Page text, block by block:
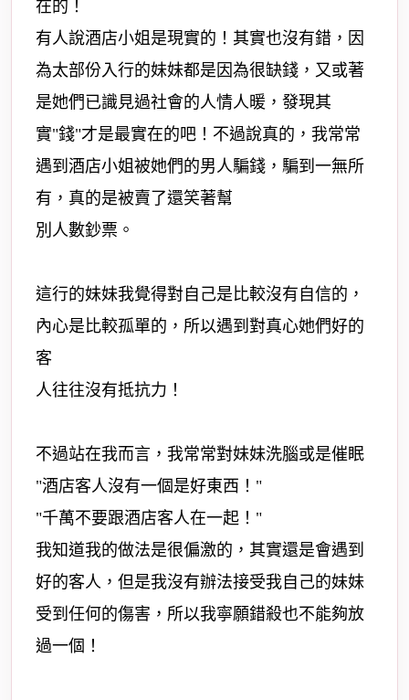
在的！
有人說酒店小姐是現實的！其實也沒有錯，因
為太部份入行的妹妹都是因為很缺錢，又或著
是她們已識見過社會的人情人暖，發現其
實"錢"才是最實在的吧！不過說真的，我常常
遇到酒店小姐被她們的男人騙錢，騙到一無所
有，真的是被賣了還笑著幫
別人數鈔票。
這行的妹妹我覺得對自己是比較沒有自信的，
內心是比較孤單的，所以遇到對真心她們好的
客
人往往沒有抵抗力！
不過站在我而言，我常常對妹妹洗腦或是催眠
"酒店客人沒有一個是好東西！"
"千萬不要跟酒店客人在一起！"
我知道我的做法是很偏激的，其實還是會遇到
好的客人，但是我沒有辦法接受我自己的妹妹
受到任何的傷害，所以我寧願錯殺也不能夠放
過一個！